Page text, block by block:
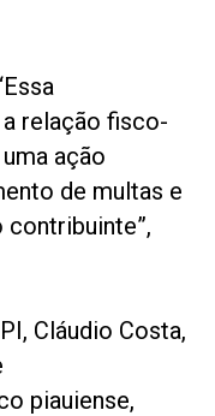
relação fisco-
ação
de multas e
contribuinte”,
Cláudio Costa,
piauiense,